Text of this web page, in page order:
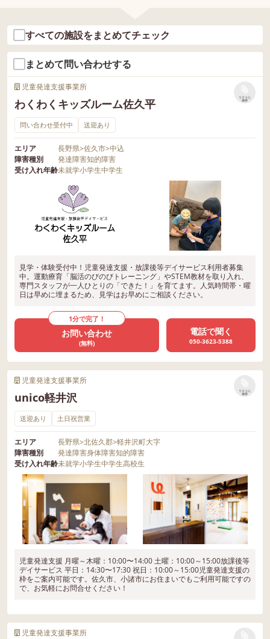
すべての施設をまとめてチェック
まとめて問い合わせする
児童発達支援事業所
わくわくキッズルーム佐久平
リストに
保存
問い合わせ受付中 送迎あり
エリア 長野県>佐久市>中込
障害種別
発達障害知的障害
受け入れ年齢未就学小学生中学生
見学・体験受付中！児童発達支援・放課後等デイサービス利用者募集
中。運動療育「脳活のびのびトレーニング」やSTEM教材を取り入れ、
専門スタッフが一人ひとりの「できた！」を育てます。人気時間帯・曜
日は早めに埋まるため、見学はお早めにご相談ください。
1分で完了！
お問い合わせ
(無料)
電話で聞く
050-3623-5388
児童発達支援事業所
unico軽井沢
リストに
保存
送迎あり 土日祝営業
エリア 長野県>北佐久郡>軽井沢町大字
障害種別
発達障害身体障害知的障害
受け入れ年齢未就学小学生中学生高校生
児童発達支援 月曜～木曜：10:00〜14:00 土曜：10:00～15:00放課後等
デイサービス 平日：14:30〜17:30 祝日：10:00～15:00児童発達支援の
枠をご案内可能です。佐久市、小諸市にお住まいでもご利用可能ですの
で、お気軽にお問合せください！
児童発達支援事業所